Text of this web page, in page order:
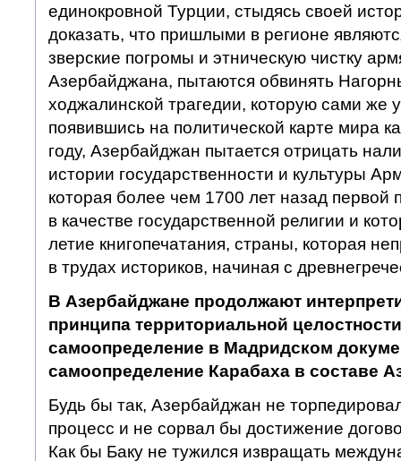
единокровной Турции, стыдясь своей
доказать, что пришлыми в регионе
зверские погромы и этническую чистку
Азербайджана, пытаются обвинять
ходжалинской трагедии, которую сами же
появившись на политической карте мира
году, Азербайджан пытается отрицать
истории государственности и культуры
которая более чем 1700 лет назад первой
в качестве государственной религии и
летие книгопечатания, страны, которая
в трудах историков, начиная с
В Азербайджане продолжают
принципа территориальной
самоопределение в Мадридском
самоопределение Карабаха в составе
Будь бы так, Азербайджан не
процесс и не сорвал бы достижение
Как бы Баку не тужился извращать